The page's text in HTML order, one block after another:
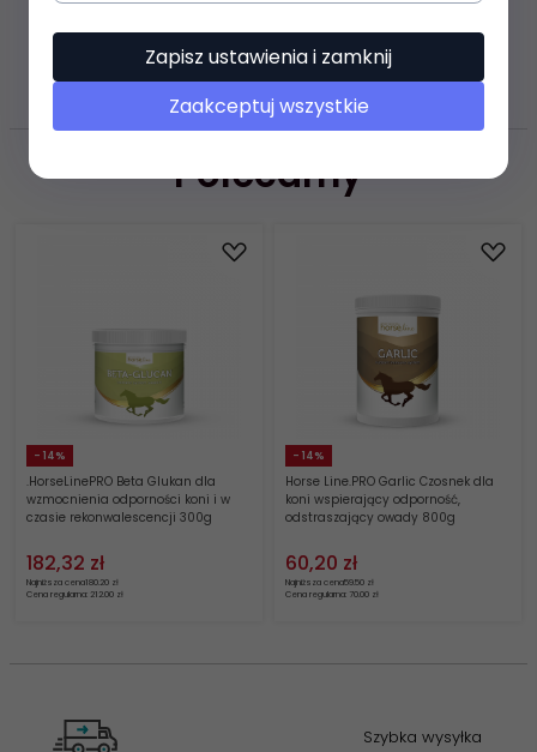
ZASOBY DOTYCZĄCE
BEZPIECZEŃSTWA I PRODUKTÓW
Polecamy
- 14%
.HorseLinePRO Beta Glukan dla
wzmocnienia odporności koni i w
czasie rekonwalescencji 300g
182,32 zł
Najniższa cena180.20 zł
Cena regularna: 212.00 zł
- 14%
Horse Line.PRO Garlic Czosnek dla
koni wspierający odporność,
odstraszający owady 800g
60,20 zł
Najniższa cena59.50 zł
Cena regularna: 70.00 zł
Szybka wysyłka
Zapisz ustawienia i zamknij
Zaakceptuj wszystkie